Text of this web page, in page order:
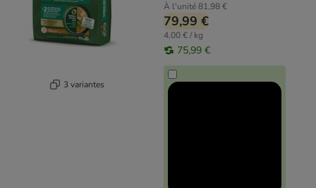
3 variantes
À l'unité81,98 €
79,99 €
4,00 € / kg
75,99 €